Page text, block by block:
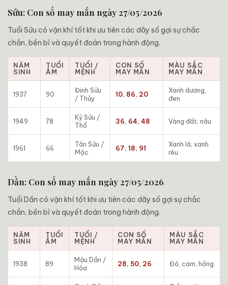
Sửu: Con số may mắn ngày 27/05/2026
Tuổi Sửu có vận khí tốt khi ưu tiên các dãy số gợi sự chắc
chắn, bền bỉ và quyết đoán trong hành động.
NĂM
SINH
TUỔI
ÂM
TUỔI /
MỆNH
CON SỐ
MAY MẮN
MÀU SẮC
MAY MẮN
1937 90
Đinh Sửu
/ Thủy
10, 86, 20
Xanh dương,
đen
1949 78
Kỷ Sửu /
Thổ
36, 64, 48 Vàng đất, nâu
1961 66
Tân Sửu /
Mộc
67, 18, 91
Xanh lá, xanh
rêu
Dần: Con số may mắn ngày 27/05/2026
Tuổi Dần có vận khí tốt khi ưu tiên các dãy số gợi sự chắc
chắn, bền bỉ và quyết đoán trong hành động.
NĂM
SINH
TUỔI
ÂM
TUỔI /
MỆNH
CON SỐ
MAY MẮN
MÀU SẮC
MAY MẮN
1938 89
Mậu Dần /
Hỏa
28, 50, 26 Đỏ, cam, hồng